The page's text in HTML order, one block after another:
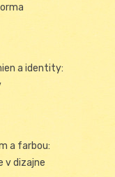
a identity:
a farbou:
v dizajne